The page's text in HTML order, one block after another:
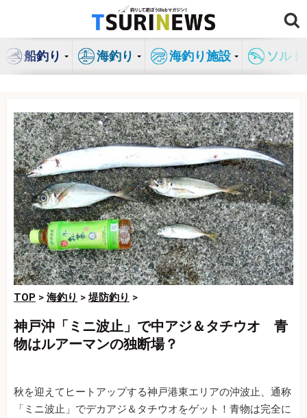
ン
船釣り 海釣り 海釣り施設 ソル
TOP > 海釣り >堤防釣り >
神戸沖「ミニ波止」で中アジ＆タチウオ 青
物はルアーマンの独断場？
秋を迎えてヒートアップする神戸港東エリアの沖波止、通称
「ミニ波止」でデカアジ＆タチウオをゲット！青物は完全に